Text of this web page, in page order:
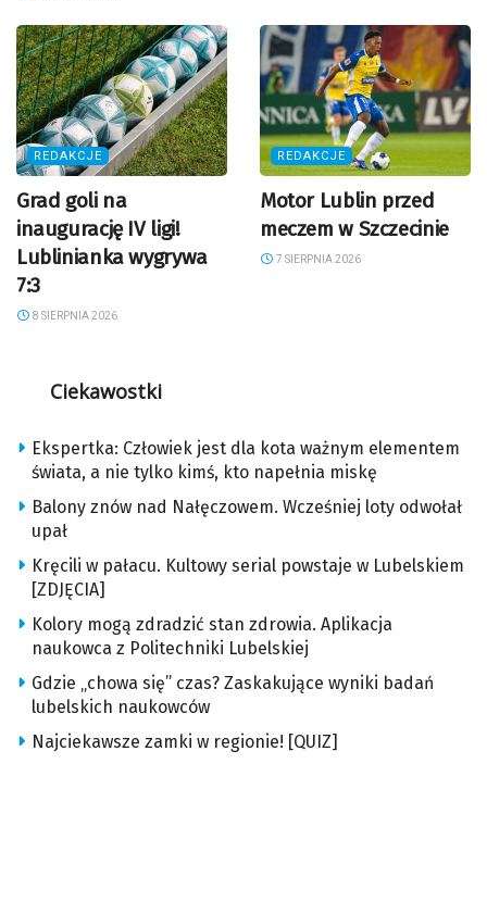
REDAKCJE
Grad goli na
inaugurację IV ligi!
Lublinianka wygrywa
7:3
8 SIERPNIA 2026
REDAKCJE
Motor Lublin przed
meczem w Szczecinie
7 SIERPNIA 2026
Ciekawostki
Ekspertka: Człowiek jest dla kota ważnym elementem
świata, a nie tylko kimś, kto napełnia miskę
Balony znów nad Nałęczowem. Wcześniej loty odwołał
upał
Kręcili w pałacu. Kultowy serial powstaje w Lubelskiem
[ZDJĘCIA]
Kolory mogą zdradzić stan zdrowia. Aplikacja
naukowca z Politechniki Lubelskiej
Gdzie „chowa się” czas? Zaskakujące wyniki badań
lubelskich naukowców
Najciekawsze zamki w regionie! [QUIZ]